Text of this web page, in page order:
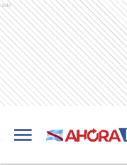
Ads